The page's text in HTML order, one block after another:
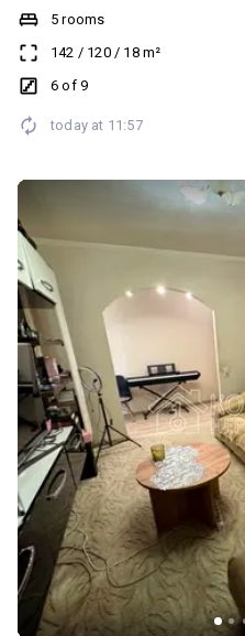
залишаються актуальними незалежно від
приватна резиденція в ЖК
найпрестижніших будинків
класична архітектура, високий
створювалася для великої родини. Для ранків,
Для дітей, які мають власний
тишу, комфорт та приватність. Продумане планування об'єднує
простору кухню-вітальню,
лоджію та балкон, дві дитячі
санвузли та пральню. Тут
щоденного життя. Інтер'єр виконано за авторським
дизайнерським проєктом, у
матеріали, стримана кольорова
ліній. Мармурові панелі,
великоформатний керамограніт
столярка, вбудовані системи
повністю укомплектована
потребує жодних доповнень. Це квартира, у якій усе вже
продумано. Від оздоблення до
атмосфери до функціональності. Залишається лише
особисті речі й розпочати новий етап
перевагою є сам будинок. ЖК
найпрестижніших адрес
охорона, цілодобове
5 rooms
142 / 120/ 18m²
6 of 9
today at 11:57